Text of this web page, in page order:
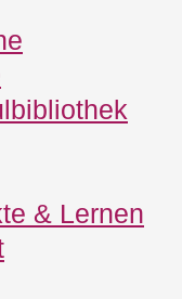
& Lernen